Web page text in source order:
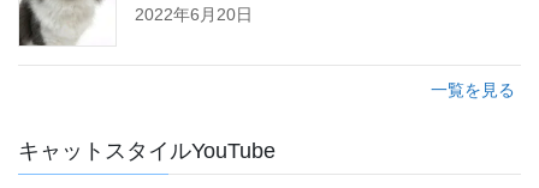
2022年6月20日
一覧を見る
キャットスタイルYouTube